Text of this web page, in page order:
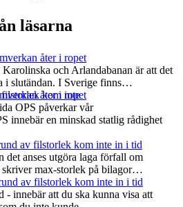
kom inte
läsarna
åter i ropet
och Arlandabanan är att det
i slutändan. I Sverige finns…
åter i ropet
OPS påverkar vår
innebär en minskad statlig rådighet
av filstorlek kom inte in i tid
det anses utgöra laga förfall om
skriver max-storlek på bilagor…
av filstorlek kom inte in i tid
- innebär att du ska kunna visa att